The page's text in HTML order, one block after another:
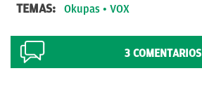
TEMAS: Okupas VOX
3 COMENTARIOS